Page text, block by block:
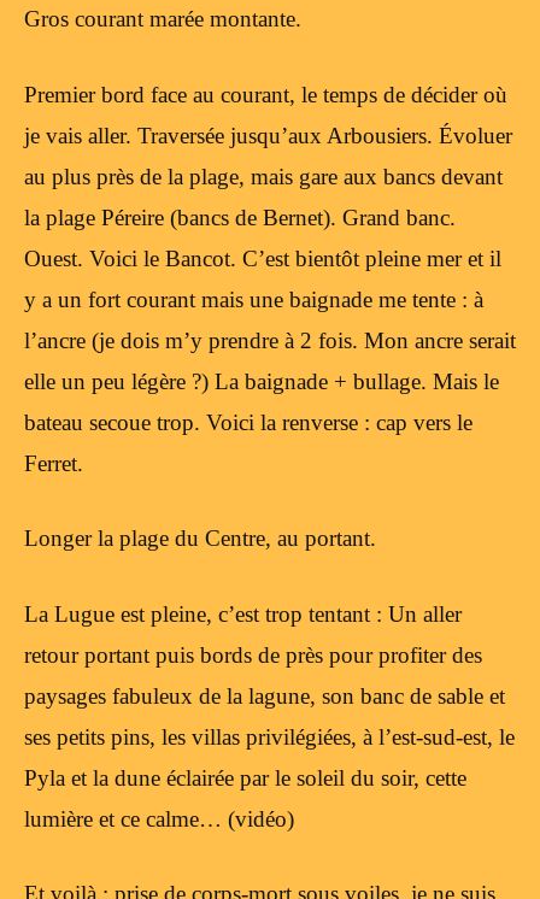
Gros courant marée montante.
Premier bord face au courant, le temps de décider où
je vais aller. Traversée jusqu’aux Arbousiers. Évoluer
au plus près de la plage, mais gare aux bancs devant
la plage Péreire (bancs de Bernet). Grand banc.
Ouest. Voici le Bancot. C’est bientôt pleine mer et il
y a un fort courant mais une baignade me tente : à
l’ancre (je dois m’y prendre à 2 fois. Mon ancre serait
elle un peu légère ?) La baignade + bullage. Mais le
bateau secoue trop. Voici la renverse : cap vers le
Ferret.
Longer la plage du Centre, au portant.
La Lugue est pleine, c’est trop tentant : Un aller
retour portant puis bords de près pour profiter des
paysages fabuleux de la lagune, son banc de sable et
ses petits pins, les villas privilégiées, à l’est-sud-est, le
Pyla et la dune éclairée par le soleil du soir, cette
lumière et ce calme… (vidéo)
Et voilà : prise de corps-mort sous voiles. je ne suis